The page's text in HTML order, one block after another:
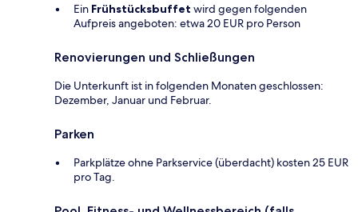
Ein Frühstücksbuffet wird gegen folgenden
Aufpreis angeboten: etwa 20 EUR pro Person
Renovierungen und Schließungen
Die Unterkunft ist in folgenden Monaten geschlossen:
Dezember, Januar und Februar.
Parken
Parkplätze ohne Parkservice (überdacht) kosten 25 EUR
pro Tag.